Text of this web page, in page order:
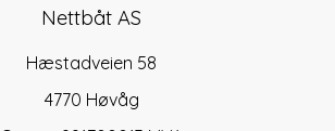
Nettbåt AS
Hæstadveien 58
4770 Høvåg